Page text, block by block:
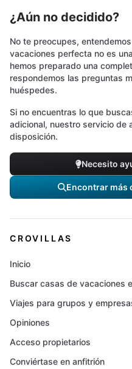
¿Aún no decidido?
No te preocupes,
vacaciones perfecta no es
hemos preparado una
respondemos las preguntas
huéspedes.
Si no encuentras lo que
adicional, nuestro servicio de
disposición.
Necesito
Encontrar más
CROVILLAS
Inicio
Buscar casas de vacaciones
Viajes para grupos y
Opiniones
Acceso propietarios
Conviértase en anfitrión